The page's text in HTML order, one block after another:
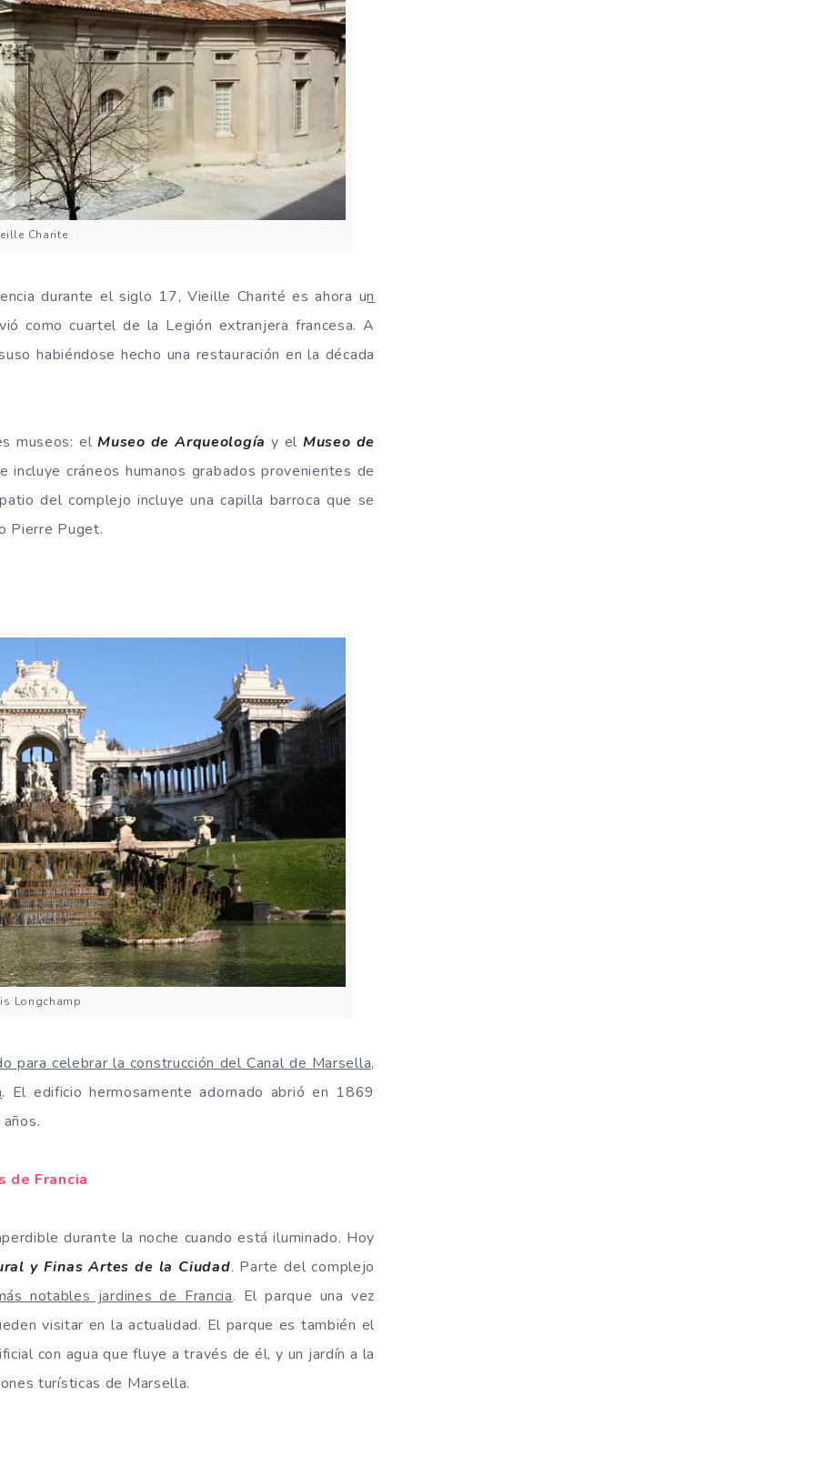
Charite
durante el siglo 17, Vieille Charité es ahora un
como cuartel de la Legión extranjera francesa. A
habiéndose hecho una restauración en la década
museos: elMuseo de Arqueología y elMuseo de
incluye cráneos humanos grabados provenientes de
del complejo incluye una capilla barroca que se
Pierre Puget.
Longchamp
para celebrar la construcción del Canal de Marsella,
. El edificio hermosamente adornado abrió en 1869
de Francia
durante la noche cuando está iluminado. Hoy
y Finas Artes de la Ciudad. Parte del complejo
notables jardines de Francia. El parque una vez
visitar en la actualidad. El parque es también el
con agua que fluye a través de él, y un jardín a la
turísticas de Marsella.